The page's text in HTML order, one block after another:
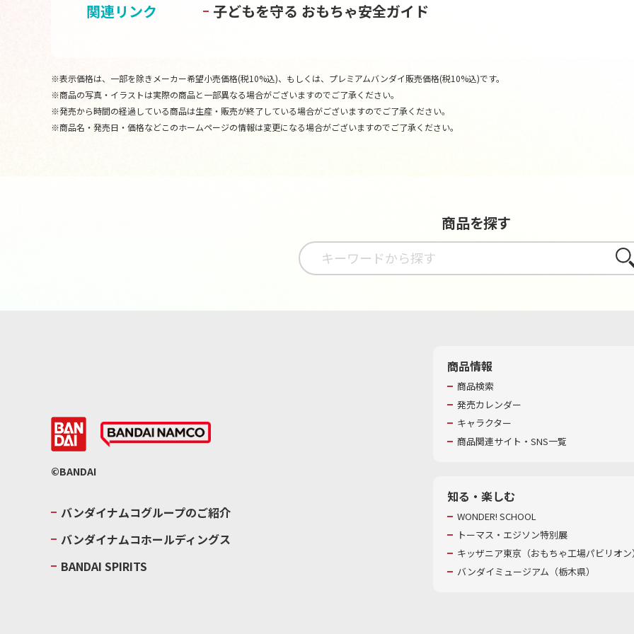
関連リンク 子どもを守る おもちゃ安全ガイド
※表示価格は、一部を除きメーカー希望小売価格(税10%込)、もしくは、プレミアムバンダイ販売価格(税10%込)です。
※商品の写真・イラストは実際の商品と一部異なる場合がございますのでご了承ください。
※発売から時間の経過している商品は生産・販売が終了している場合がございますのでご了承ください。
※商品名・発売日・価格などこのホームページの情報は変更になる場合がございますのでご了承ください。
商品を探す
さが
©BANDAI
バンダイナムコグループのご紹介
バンダイナムコホールディングス
BANDAI SPIRITS
商品情報
商品検索
発売カレンダー
キャラクター
商品関連サイト・SNS一覧
知る・楽しむ
WONDER! SCHOOL
トーマス・エジソン特別展
キッザニア東京（おもちゃ工場パビリオ
バンダイミュージアム（栃木県）